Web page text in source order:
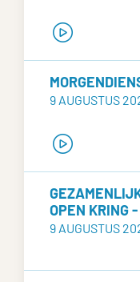
9 AUGUSTUS
OPEN KRING
9 AUGUSTUS